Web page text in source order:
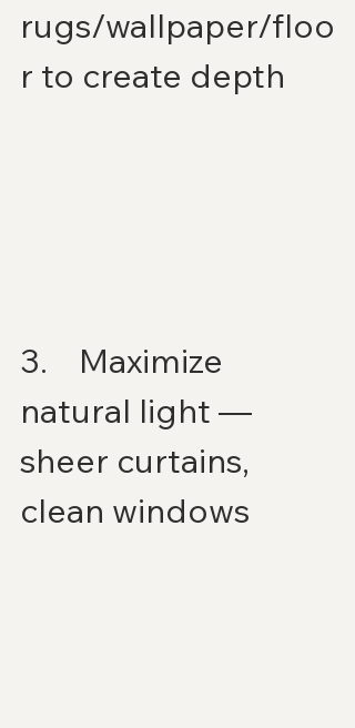
rugs/wallpaper/floo
r to create depth
3.    Maximize
natural light —
sheer curtains,
clean windows